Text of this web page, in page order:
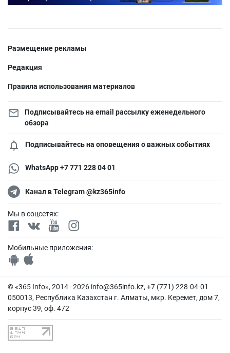
Размещение рекламы
Редакция
Правила использования материалов
Подписывайтесь на email рассылку еженедельного
обзора
Подписывайтесь на оповещения о важных событиях
WhatsApp +7 771 228 04 01
Канал в Telegram @kz365info
Мы в соцсетях:
Мобильные приложения:
© «365 Info», 2014–2026 info@365info.kz, +7 (771) 228-04-01
050013, Республика Казахстан г. Алматы, мкр. Керемет, дом 7,
корпус 39, оф. 472